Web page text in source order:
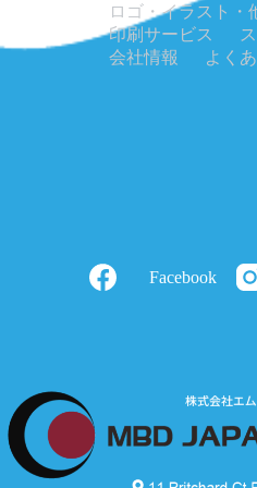
ロゴ・イラスト・
印刷サービス
会社情報
よく
Facebook